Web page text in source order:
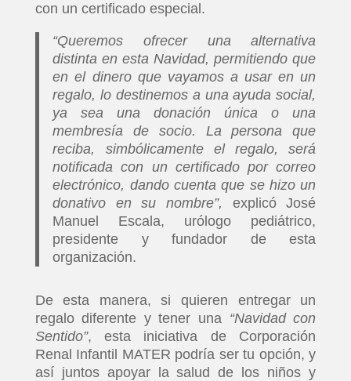
con un certificado especial.
“Queremos ofrecer una alternativa
distinta en esta Navidad, permitiendo que
en el dinero que vayamos a usar en un
regalo, lo destinemos a una ayuda social,
ya sea una donación única o una
membresía de socio. La persona que
reciba, simbólicamente el regalo, será
notificada con un certificado por correo
electrónico, dando cuenta que se hizo un
donativo en su nombre”, explicó José
Manuel Escala, urólogo pediátrico,
presidente y fundador de esta
organización.
De esta manera, si quieren entregar un
regalo diferente y tener una “Navidad con
Sentido”, esta iniciativa de Corporación
Renal Infantil MATER podría ser tu opción, y
así juntos apoyar la salud de los niños y